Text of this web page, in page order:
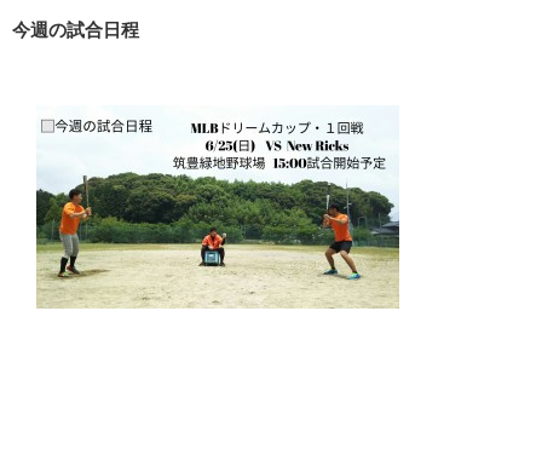
今週の試合日程